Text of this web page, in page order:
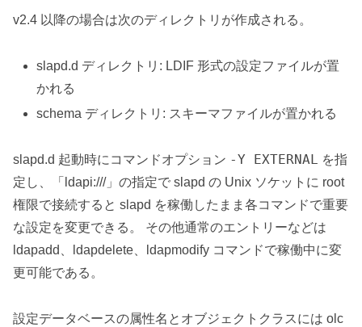
v2.4 以降の場合は次のディレクトリが作成される。
slapd.d ディレクトリ: LDIF 形式の設定ファイルが置
かれる
schema ディレクトリ: スキーマファイルが置かれる
slapd.d 起動時にコマンドオプション -Y EXTERNAL を指
定し、「ldapi:///」の指定で slapd の Unix ソケットに root
権限で接続すると slapd を稼働したまま各コマンドで重要
な設定を変更できる。 その他通常のエントリーなどは
ldapadd、ldapdelete、ldapmodify コマンドで稼働中に変
更可能である。
設定データベースの属性名とオブジェクトクラスには olc